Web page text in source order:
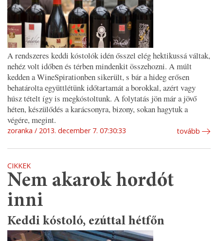
A rendszeres keddi kóstolók idén ősszel elég hektikussá váltak,
nehéz volt időben és térben mindenkit összehozni. A múlt
kedden a WineSpirationben sikerült, s bár a hideg erősen
behatárolta együttlétünk időtartamát a borokkal, azért vagy
húsz tételt így is megkóstoltunk. A folytatás jön már a jövő
héten, készülődés a karácsonyra, bizony, sokan hagytuk a
végére, megint.
zoranka 2013. december 7. 07:30:33 tovább
CIKKEK
Nem akarok hordót
inni
Keddi kóstoló, ezúttal hétfőn